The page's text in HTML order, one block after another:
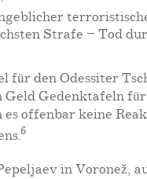
Strafe – Tod
für den Odessiter
Geld Gedenktafeln
offenbar keine
6
in Voronež,